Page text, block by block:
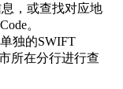
，或查找对应地
。
独的SWIFT
所在分行进行查